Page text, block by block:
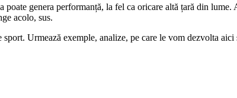
genera performanță, la fel ca oricare altă țară din
acolo, sus.
Urmează exemple, analize, pe care le vom dezvolta